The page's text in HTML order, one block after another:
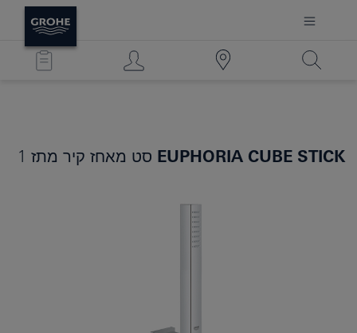
EUPHORIA CUBE STICK סט מאחז קיר מתז 1